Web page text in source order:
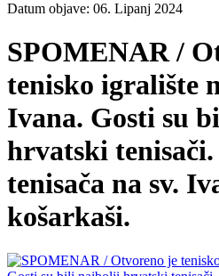
Datum objave: 06. Lipanj 2024
SPOMENAR /
tenisko igralište
Ivana. Gosti su
hrvatski
tenisača na sv.
košarkaši.